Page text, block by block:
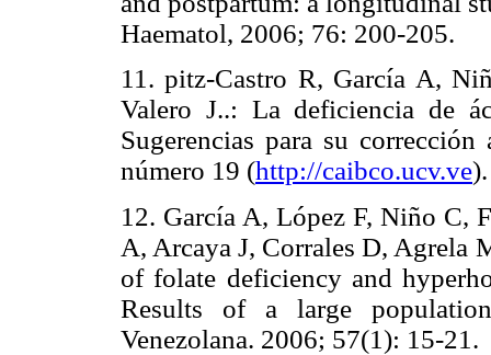
Haematol, 2006; 76: 200-205.
11. pitz-Castro R, García A,
Valero J..: La deficiencia de
Sugerencias para su
número 19 (http://caibco.ucv.ve).
12. García A, López F, Niño C,
A, Arcaya J, Corrales D, Agrela
of folate deficiency and
Results of a large
Venezolana. 2006; 57(1): 15-21.